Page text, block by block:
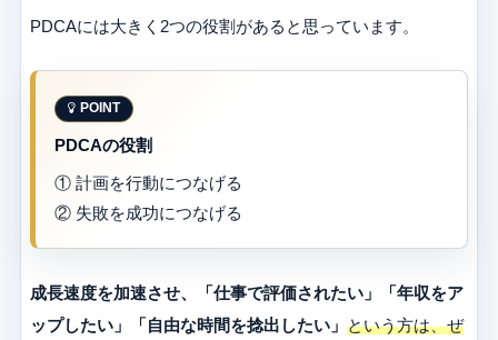
PDCAには大きく2つの役割があると思っています。
PDCAの役割
① 計画を行動につなげる
② 失敗を成功につなげる
成長速度を加速させ、「仕事で評価されたい」「年収をア
ップしたい」「自由な時間を捻出したい」 という方は、ぜ